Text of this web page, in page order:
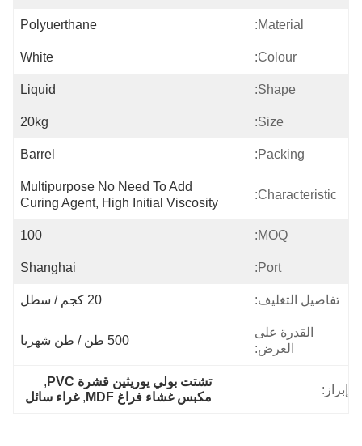
Material:
Polyuerthane
Colour:
White
Shape:
Liquid
Size:
20kg
Packing:
Barrel
Characteristic:
Multipurpose No Need To Add
Curing Agent, High Initial Viscosity
MOQ:
100
Port:
Shanghai
تفاصيل التغليف: 20 كجم / سطل
القدرة على
العرض:
500 طن / طن شهريا
إبراز:
تشتت بولي يوريثين قشرة PVC
,
مكبس غشاء فراغ MDF
, غراء سائل